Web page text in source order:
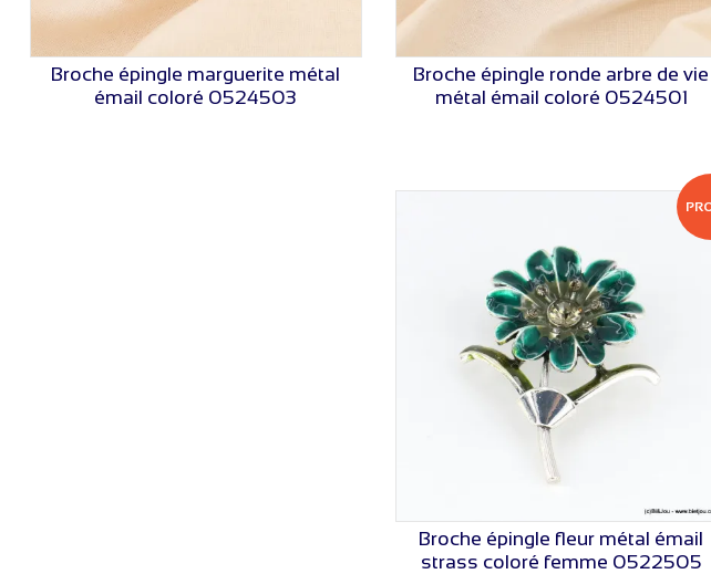
VOIR LE PRIX
Broche épingle marguerite métal
émail coloré 0524503
VOIR LE PRIX
Broche épingle ronde arbre de vie
métal émail coloré 0524501
VOIR LE PRIX
Broche épingle fleur métal émail
strass coloré femme 0522505